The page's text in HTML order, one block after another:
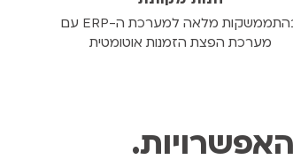
בהתממשקות מלאה למערכת ה-ERP עם
מערכת הפצת הזמנות אוטומטית